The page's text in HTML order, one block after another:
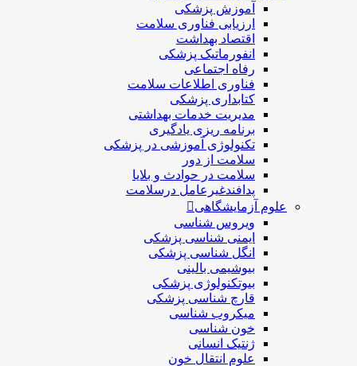
آموزش پزشکی
ارزیابی فناوری سلامت
اقتصاد بهداشت
انفورماتیک پزشکی
رفاه اجتماعی
فناوری اطلاعات سلامت
کتابداری پزشکی
مديريت خدمات بهداشتی
برنامه ریزی یادگیری
تکنولوژی آموزشی در پزشکی
سلامت از دور
سلامت در حوادث و بلایا
پدافندغیرعامل درسلامت
علوم آزمایشگاهی
ویروس شناسی
ایمنی شناسی پزشكی
انگل شناسی پزشکی
بیوشیمی بالینی
بیوتکنولوژی پزشکی
قارچ شناسی پزشکی
ميكروب شناسی
خون شناسی
ژنتیک انسانی
علوم انتقال خون